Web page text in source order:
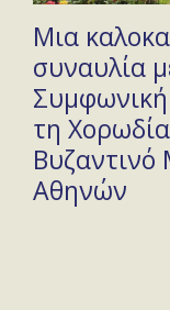
Μια
συναυλία
τη
Βυζαντινό
Αθηνών